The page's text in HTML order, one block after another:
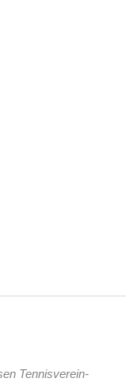
Tennisverein-